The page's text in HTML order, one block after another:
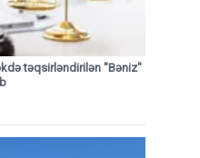
təqsirləndirilən "Bəniz"